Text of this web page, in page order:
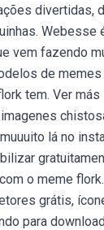
divertidas,
Webesse
vem fazendo
de
tem. Ver
lá no
o meme
grátis,
para